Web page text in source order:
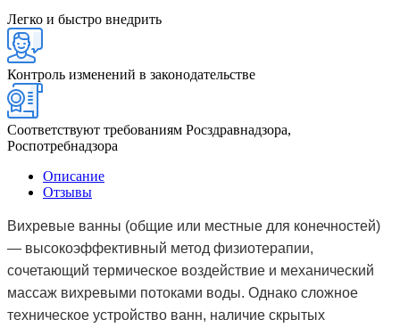
Легко и быстро внедрить
Контроль изменений в законодательстве
Соответствуют требованиям Росздравнадзора,
Роспотребнадзора
Описание
Отзывы
Вихревые ванны (общие или местные для конечностей)
— высокоэффективный метод физиотерапии,
сочетающий термическое воздействие и механический
массаж вихревыми потоками воды. Однако сложное
техническое устройство ванн, наличие скрытых